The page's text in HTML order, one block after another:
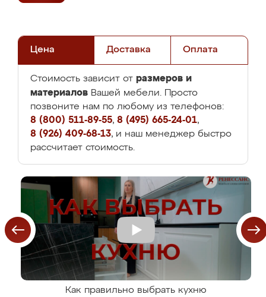
Цена Доставка Оплата
Стоимость зависит от размеров и
материалов Вашей мебели. Просто
позвоните нам по любому из телефонов:
8 (800) 511-89-55, 8 (495) 665-24-01,
8 (926) 409-68-13, и наш менеджер быстро
рассчитает стоимость.
Как правильно выбрать кухню